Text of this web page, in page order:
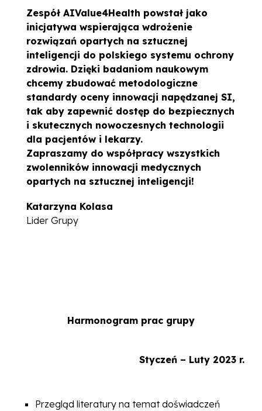
Zespół AIValue4Health powstał jako
inicjatywa wspierająca wdrożenie
rozwiązań opartych na sztucznej
inteligencji do polskiego systemu ochrony
zdrowia. Dzięki badaniom naukowym
chcemy zbudować metodologiczne
standardy oceny innowacji napędzanej SI,
tak aby zapewnić dostęp do bezpiecznych
i skutecznych nowoczesnych technologii
dla pacjentów i lekarzy.
Zapraszamy do współpracy wszystkich
zwolenników innowacji medycznych
opartych na sztucznej inteligencji!
Katarzyna Kolasa
Lider Grupy
Harmonogram prac grupy
Styczeń – Luty 2023 r.
Przegląd literatury na temat doświadczeń